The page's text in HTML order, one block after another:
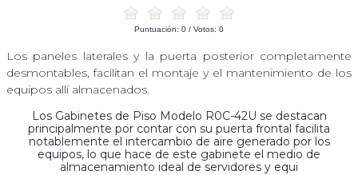
Puntuación: 0 / Votos: 0
Los paneles laterales y la puerta posterior completamente
desmontables, facilitan el montaje y el mantenimiento de los
equipos allí almacenados.
Los Gabinetes de Piso Modelo R0C-42U se destacan
principalmente por contar con su puerta frontal facilita
notablemente el intercambio de aire generado por los
equipos, lo que hace de este gabinete el medio de
almacenamiento ideal de servidores y equi